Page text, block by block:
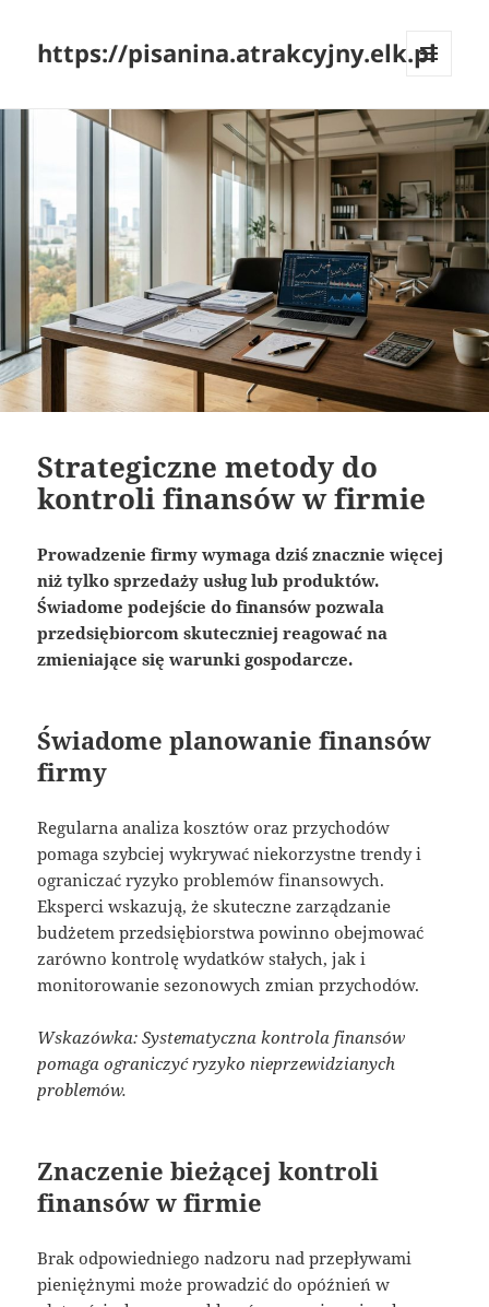
https://pisanina.atrakcyjny.elk.pl
WIDGETY
Strategiczne metody do
kontroli finansów w firmie
Prowadzenie firmy wymaga dziś znacznie więcej
niż tylko sprzedaży usług lub produktów.
Świadome podejście do finansów pozwala
przedsiębiorcom skuteczniej reagować na
zmieniające się warunki gospodarcze.
Świadome planowanie finansów
firmy
Regularna analiza kosztów oraz przychodów
pomaga szybciej wykrywać niekorzystne trendy i
ograniczać ryzyko problemów finansowych.
Eksperci wskazują, że skuteczne zarządzanie
budżetem przedsiębiorstwa powinno obejmować
zarówno kontrolę wydatków stałych, jak i
monitorowanie sezonowych zmian przychodów.
Wskazówka: Systematyczna kontrola finansów
pomaga ograniczyć ryzyko nieprzewidzianych
problemów.
Znaczenie bieżącej kontroli
finansów w firmie
Brak odpowiedniego nadzoru nad przepływami
pieniężnymi może prowadzić do opóźnień w